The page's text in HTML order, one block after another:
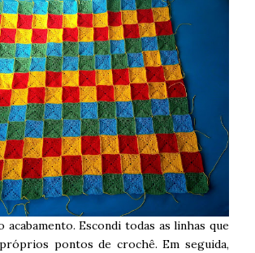
Escondi todas as linhas que
pontos de crochê. Em seguida,